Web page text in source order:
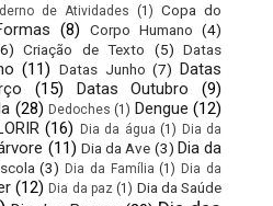
de Atividades (1) Copa do
(8) Corpo Humano (4)
Criação de Texto (5) Datas
(11) Datas Junho (7) Datas
(15) Datas Outubro
(9)
(28) Dedoches (1) Dengue (12)
(16) Dia da água (1) Dia da
(11) Dia da Ave (3) Dia da
(3) Dia da Família (1) Dia da
(12) Dia da paz (1) Dia da Saúde